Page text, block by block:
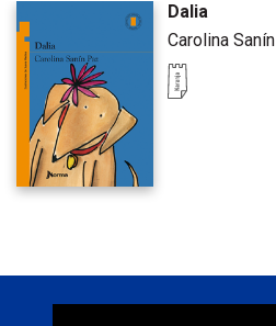
Dalia
Carolina Sanín